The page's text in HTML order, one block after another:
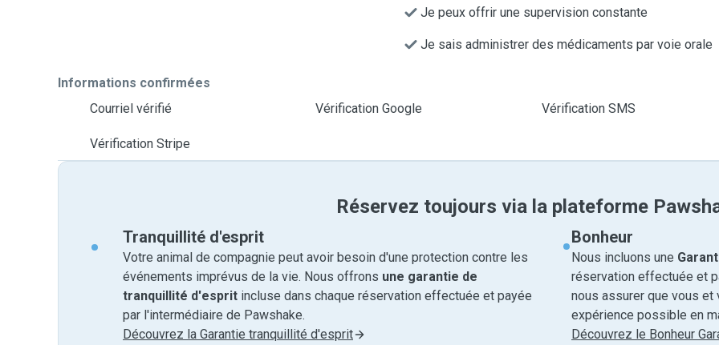
Je peux offrir une supervision constante
Je sais administrer des médicaments par voie orale
Informations confirmées
Courriel vérifié
Vérification Google Vérification SMS
Vérification Stripe
Réservez toujours via la plateforme
Tranquillité d'esprit
Votre animal de compagnie peut avoir besoin d'une protection contre les
événements imprévus de la vie. Nous offrons une garantie de
tranquillité d'esprit incluse dans chaque réservation effectuée et payée
par l'intermédiaire de Pawshake.
Découvrez la Garantie tranquillité d'esprit
Bonheur
Nous incluons une
réservation effectuée et
nous assurer que vous
expérience possible en
Découvrez le Bonheur